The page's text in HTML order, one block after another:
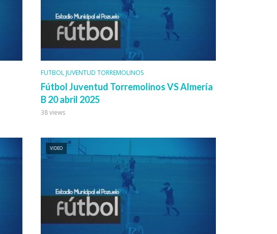
FUTBOL JUVENTUD TORREMOLINOS
Fútbol Juventud Torremolinos VS Almería
B 20 abril 2025
38 views
VIDEO